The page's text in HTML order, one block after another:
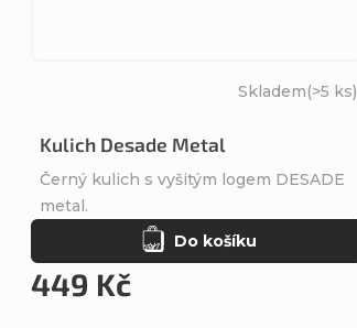
Kulich Desade Metal
Skladem(>5 ks)
449 Kč
Do košíku
Černý kulich s vyšitým logem DESADE
metal.